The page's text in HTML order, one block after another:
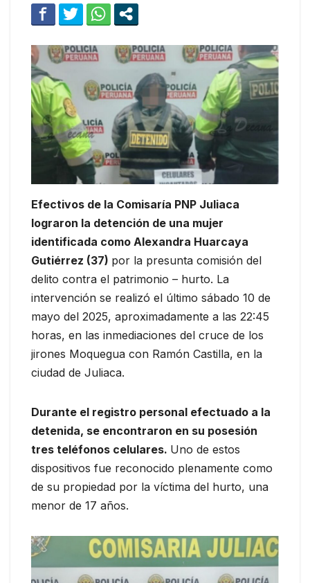
Efectivos de la Comisaría PNP Juliaca
lograron la detención de una mujer
identificada como Alexandra Huarcaya
Gutiérrez (37) por la presunta comisión del
delito contra el patrimonio – hurto. La
intervención se realizó el último sábado 10 de
mayo del 2025, aproximadamente a las 22:45
horas, en las inmediaciones del cruce de los
jirones Moquegua con Ramón Castilla, en la
ciudad de Juliaca.
Durante el registro personal efectuado a la
detenida, se encontraron en su posesión
tres teléfonos celulares. Uno de estos
dispositivos fue reconocido plenamente como
de su propiedad por la víctima del hurto, una
menor de 17 años.